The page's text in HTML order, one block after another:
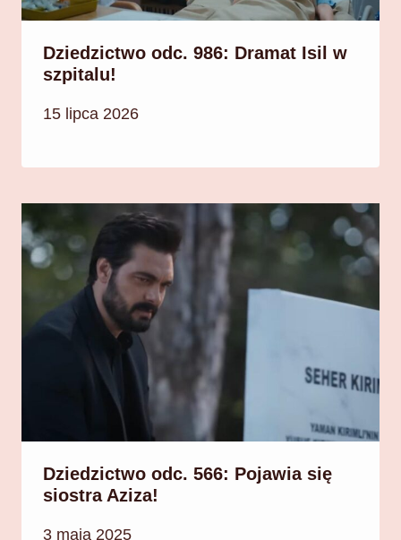
Dziedzictwo odc. 986: Dramat Isil w
szpitalu!
15 lipca 2026
Dziedzictwo odc. 566: Pojawia się
siostra Aziza!
3 maja 2025